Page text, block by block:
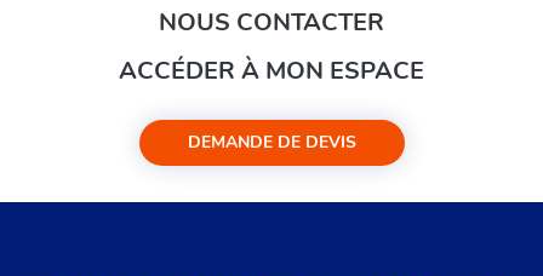
NOUS CONTACTER
ACCÉDER À MON ESPACE
DEMANDE DE DEVIS